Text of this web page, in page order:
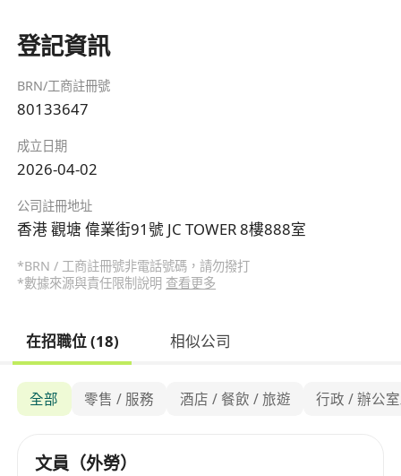
登記資訊
BRN/工商註冊號
80133647
成立日期
2026-04-02
公司註冊地址
香港 觀塘 偉業街91號 JC TOWER 8樓888室
*BRN / 工商註冊號非電話號碼，請勿撥打
*數據來源與責任限制說明 查看更多
在招職位 (18) 相似公司
全部 零售 / 服務 酒店 / 餐飲 / 旅遊 行政 / 辦公
文員（外勞）